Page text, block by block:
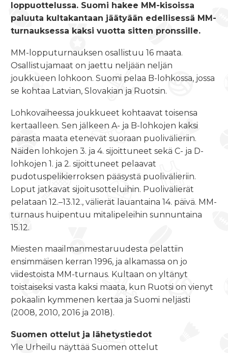
loppuottelussa. Suomi hakee MM-kisoissa
paluuta kultakantaan jäätyään edellisessä MM-
turnauksessa kaksi vuotta sitten pronssille.
MM-lopputurnauksen osallistuu 16 maata.
Osallistujamaat on jaettu neljään neljän
joukkueen lohkoon. Suomi pelaa B-lohkossa, jossa
se kohtaa Latvian, Slovakian ja Ruotsin.
Lohkovaiheessa joukkueet kohtaavat toisensa
kertaalleen. Sen jälkeen A- ja B-lohkojen kaksi
parasta maata etenevät suoraan puolivälieriin.
Näiden lohkojen 3. ja 4. sijoittuneet sekä C- ja D-
lohkojen 1. ja 2. sijoittuneet pelaavat
pudotuspelikierroksen pääsystä puolivälieriin.
Loput jatkavat sijoitusotteluihin. Puolivälierät
pelataan 12.–13.12., välierät lauantaina 14. päivä. MM-
turnaus huipentuu mitalipeleihin sunnuntaina
15.12.
Miesten maailmanmestaruudesta pelattiin
ensimmäisen kerran 1996, ja alkamassa on jo
viidestoista MM-turnaus. Kultaan on yltänyt
toistaiseksi vasta kaksi maata, kun Ruotsi on vienyt
pokaalin kymmenen kertaa ja Suomi neljästi
(2008, 2010, 2016 ja 2018).
Suomen ottelut ja lähetystiedot
Yle Urheilu näyttää Suomen ottelut